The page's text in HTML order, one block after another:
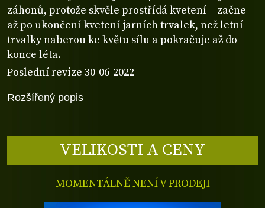
Rozšířený popis
záhonů, protože skvěle prostřídá kvetení – začne
až po ukončení kvetení jarních trvalek, než letní
trvalky naberou ke květu sílu a pokračuje až do
konce léta.
Poslední revize 30-06-2022
VELIKOSTI A CENY
MOMENTÁLNĚ NENÍ V PRODEJI